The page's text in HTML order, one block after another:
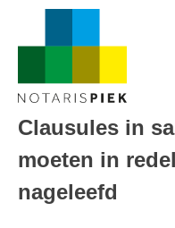
Clausules in
moeten in
nageleefd